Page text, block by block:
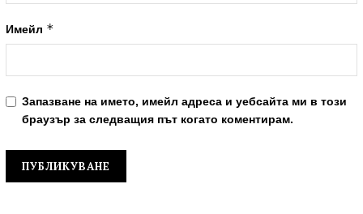
Имейл *
Запазване на името, имейл адреса и уебсайта ми в този
браузър за следващия път когато коментирам.